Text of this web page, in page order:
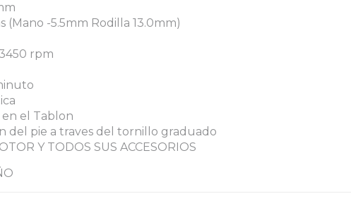
(Mano -5.5mm Rodilla 13.0mm)
rpm
el Tablon
del pie a traves del tornillo graduado
Y TODOS SUS ACCESORIOS